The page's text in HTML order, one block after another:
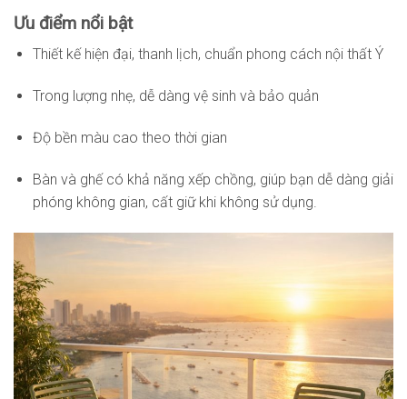
Ưu điểm nổi bật
Thiết kế hiện đại, thanh lịch, chuẩn phong cách nội thất Ý
Trong lượng nhẹ, dễ dàng vệ sinh và bảo quản
Độ bền màu cao theo thời gian
Bàn và ghế có khả năng xếp chồng, giúp bạn dễ dàng giải
phóng không gian, cất giữ khi không sử dụng.